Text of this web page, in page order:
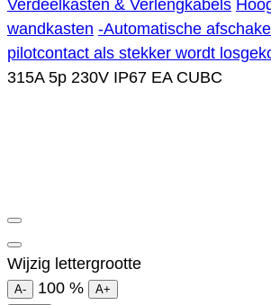
Verdeelkasten & Verlengkabels
wandkasten -Automatische
pilotcontact als stekker wordt
315A 5p 230V IP67 EA CUBC
Wijzig lettergrootte
A- 100 %
A+